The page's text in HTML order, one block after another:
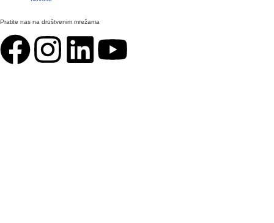
Pratite nas na društvenim mrežama